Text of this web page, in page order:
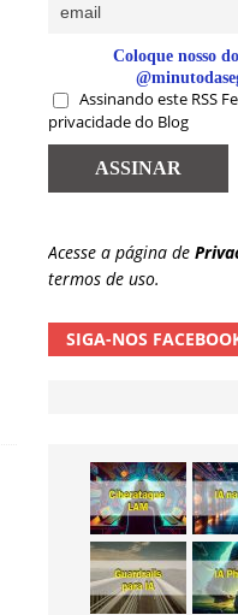
Coloque nosso
Assinando este RSS
privacidade do Blog
Acesse a página de
termos de uso.
SIGA-NOS